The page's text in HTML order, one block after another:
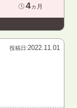
4ヵ月
投稿日:2022.11.01